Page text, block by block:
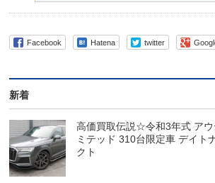
Facebook Hatena twitter
新着
高価買取伝説☆令和3年式 アウ
ミテッド 310台限定車 デイト
クト